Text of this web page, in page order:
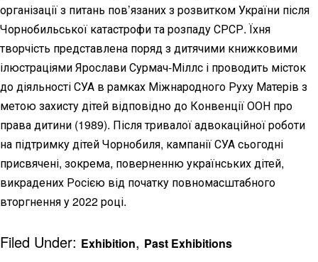
організації з питань пов’язаних з розвитком України після
Чорнобильської катастрофи та розпаду СРСР. Їхня
творчість представлена поряд з дитячими книжковими
ілюстраціями Ярослави Сурмач-Міллс і проводить місток
до діяльності СУА в рамках Міжнародного Руху Матерів з
метою захисту дітей відповідно до Конвенції ООН про
права дитини (1989). Після тривалої адвокаційної роботи
на підтримку дітей Чорнобиля, кампанії СУА сьогодні
присвячені, зокрема, поверненню українських дітей,
викрадених Росією від початку повномасштабного
вторгнення у 2022 році.
Filed Under: Exhibition, Past Exhibitions